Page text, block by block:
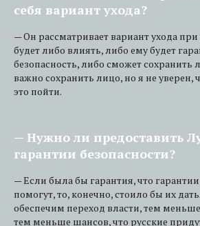
себя вариант ухода?
— Он рассматривает вариант ухода при
будет либо влиять, либо ему будет
безопасность, либо сможет сохранить
важно сохранить лицо, но я не уверен,
это пойти.
— Нужно ли предоставить
гарантии безопасности?
— Если была бы гарантия, что
помогут, то, конечно, стоило бы их
обеспечим переход власти, тем
тем меньше шансов, что русские